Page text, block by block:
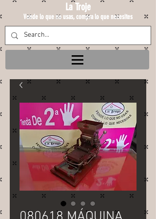
La Troje
Vende lo que no usas, compra lo que necesites